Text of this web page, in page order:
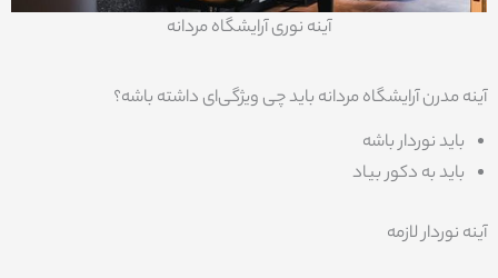
آینه نوری آرایشگاه مردانه
آینه مدرن آرایشگاه مردانه باید چی ویژگی‌ای داشته باشه؟
باید نوردار باشه
باید به دکور بیاد
آینه نوردار لازمه